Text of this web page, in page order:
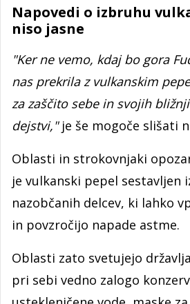
Napovedi o izbruhu
niso jasne
"Ker ne vemo, kdaj bo gora
nas prekrila z vulkanskim
za zaščito sebe in svojih
dejstvi,"je še mogoče slišati
Oblasti in strokovnjaki
je vulkanski pepel sestavljen
nazobčanih delcev, ki lahko
in povzročijo napade astme.
Oblasti zato svetujejo
pri sebi vedno zalogo